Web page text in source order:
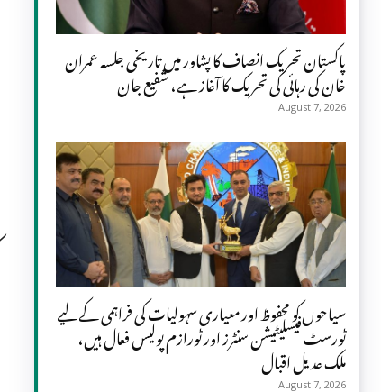
پاکستان تحریک انصاف کا پشاور میں تاریخی جلسہ عمران
خان کی رہائی کی تحریک کا آغاز ہے، شفیع جان
August 7, 2026
سیاحوں کو محفوظ اور معیاری سہولیات کی فراہمی کے لیے
ٹورسٹ فیسلیٹیشن سنٹرز اور ٹورازم پولیس فعال ہیں،
ملک عدیل اقبال
August 7, 2026